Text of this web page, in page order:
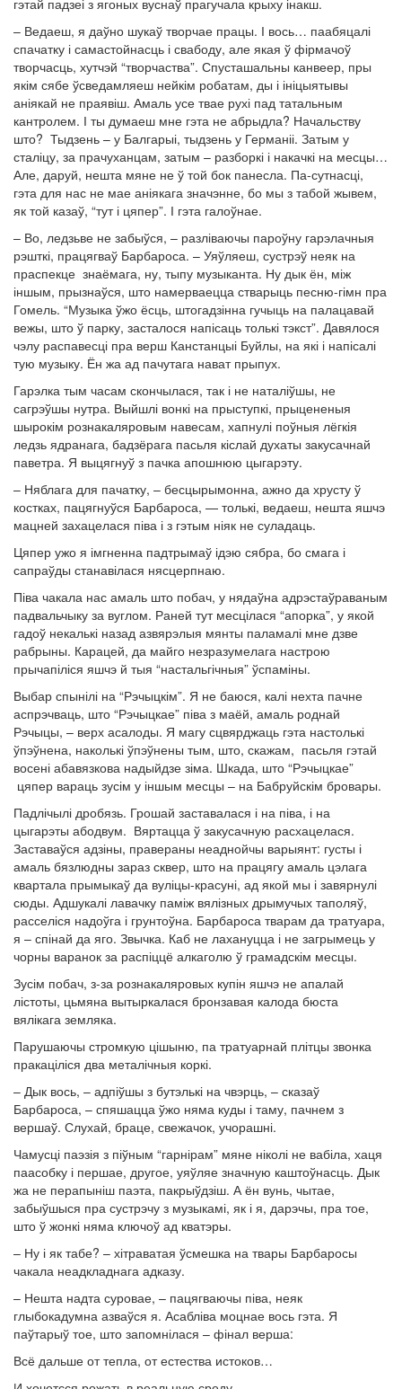
– Ведаеш, я даўно шукаў творчае працы. І вось… паабяцалі
спачатку і самастойнасць і свабоду, але якая ў фірмачоў
творчасць, хутчэй “творчаства”. Спусташальны канвеер, пры
якім сябе ўсведамляеш нейкім робатам, ды і ініцыятывы
аніякай не праявіш. Амаль усе твае рухі пад татальным
кантролем. І ты думаеш мне гэта не абрыдла? Начальству
што? Тыдзень – у Балгарыі, тыдзень у Германіі. Затым у
сталіцу, за прачуханцам, затым – разборкі і накачкі на месцы…
Але, даруй, нешта мяне не ў той бок панесла. Па-сутнасці,
гэта для нас не мае аніякага значэнне, бо мы з табой жывем,
як той казаў, “тут і цяпер”. І гэта галоўнае.
– Во, ледзьве не забыўся, – разліваючы пароўну гарэлачныя
рэшткі, працягваў Барбароса. – Уяўляеш, сустрэў неяк на
праспекце знаёмага, ну, тыпу музыканта. Ну дык ён, між
іншым, прызнаўся, што намерваецца стварыць песню-гімн пра
Гомель. “Музыка ўжо ёсць, штогадзінна гучыць на палацавай
вежы, што ў парку, засталося напісаць толькі тэкст”. Давялося
чэлу распавесці пра верш Канстанцыі Буйлы, на які і напісалі
тую музыку. Ён жа ад пачутага нават прыпух.
Гарэлка тым часам скончылася, так і не наталіўшы, не
сагрэўшы нутра. Выйшлі вонкі на прыступкі, прыцененыя
шырокім рознакаляровым навесам, хапнулі поўныя лёгкія
ледзь ядранага, бадзёрага пасьля кіслай духаты закусачнай
паветра. Я выцягнуў з пачка апошнюю цыгарэту.
– Няблага для пачатку, – бесцырымонна, ажно да хрусту ў
костках, пацягнуўся Барбароса, — толькі, ведаеш, нешта яшчэ
мацней захацелася піва і з гэтым ніяк не суладаць.
Цяпер ужо я імгненна падтрымаў ідэю сябра, бо смага і
сапраўды станавілася нясцерпнаю.
Піва чакала нас амаль што побач, у нядаўна адрэстаўраваным
падвальчыку за вуглом. Раней тут месцілася “апорка”, у якой
гадоў некалькі назад азвярэлыя мянты паламалі мне дзве
рабрыны. Карацей, да майго незразумелага настрою
прычапіліся яшчэ й тыя “настальгічныя” ўспаміны.
Выбар спынілі на “Рэчыцкім”. Я не баюся, калі нехта пачне
аспрэчваць, што “Рэчыцкае” піва з маёй, амаль роднай
Рэчыцы, – верх асалоды. Я магу сцвярджаць гэта настолькі
ўпэўнена, наколькі ўпэўнены тым, што, скажам, пасьля гэтай
восені абавязкова надыйдзе зіма. Шкада, што “Рэчыцкае”
цяпер вараць зусім у іншым месцы – на Бабруйскім бровары.
Падлічылі дробязь. Грошай заставалася і на піва, і на
цыгарэты абодвум. Вяртацца ў закусачную расхацелася.
Заставаўся адзіны, правераны неаднойчы варыянт: густы і
амаль бязлюдны зараз сквер, што на працягу амаль цэлага
квартала прымыкаў да вуліцы-красуні, ад якой мы і завярнулі
сюды. Адшукалі лавачку паміж вялізных дрымучых таполяў,
расселіся надоўга і грунтоўна. Барбароса тварам да тратуара,
я – спінай да яго. Звычка. Каб не лахануцца і не загрымець у
чорны варанок за распіццё алкаголю ў грамадскім месцы.
Зусім побач, з-за рознакаляровых купін яшчэ не апалай
лістоты, цьмяна вытыркалася бронзавая калода бюста
вялікага земляка.
Парушаючы стромкую цішыню, па тратуарнай плітцы звонка
пракаціліся два металічныя коркі.
– Дык вось, – адпіўшы з бутэлькі на чвэрць, – сказаў
Барбароса, ­– спяшацца ўжо няма куды і таму, пачнем з
вершаў. Слухай, браце, свежачок, учорашні.
Чамусці паэзія з піўным “гарнірам” мяне ніколі не вабіла, хаця
паасобку і першае, другое, уяўляе значную каштоўнасць. Дык
жа не перапыніш паэта, пакрыўдзіш. А ён вунь, чытае,
забыўшыся пра сустрэчу з музыкамі, як і я, дарэчы, пра тое,
што ў жонкі няма ключоў ад кватэры.
– Ну і як табе? – хітраватая ўсмешка на твары Барбаросы
чакала неадкладнага адказу.
– Нешта надта суровае, – пацягваючы піва, неяк
глыбокадумна азваўся я. Асабліва моцнае вось гэта. Я
паўтарыў тое, што запомнілася – фінал верша:
Всё дальше от тепла, от естества истоков…